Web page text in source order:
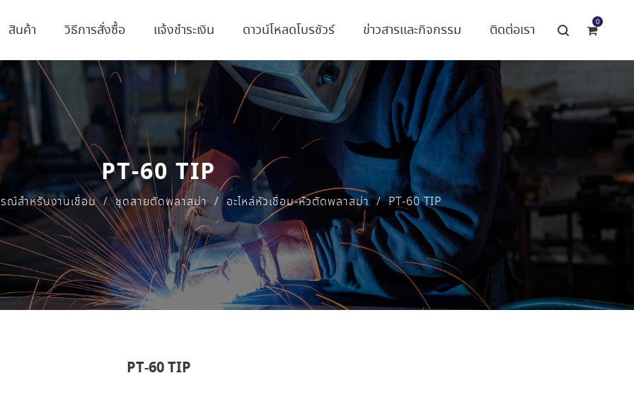
สินค้า วิธีการสั่งซื้อ แจ้งชำระเงิน ดาวน์โหลดโบรชัวร์ ข่าวสารและกิจกรรม ติดต่อเรา 0
PT-60 TIP
ณ์สำหรับงานเชื่อม / ชุดสายตัดพลาสม่า / อะไหล่หัวเชื่อม-หัวตัดพลาสม่า / PT-60 TIP
PT-60 TIP